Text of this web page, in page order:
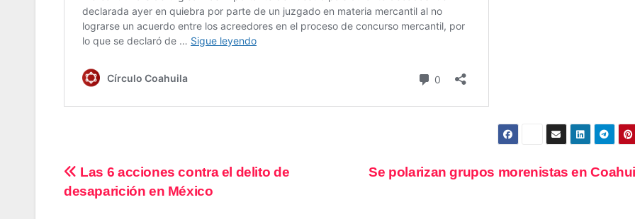
Navegación
Se polarizan grupos morenistas en
Las 6 acciones contra el delito de
desaparición en México